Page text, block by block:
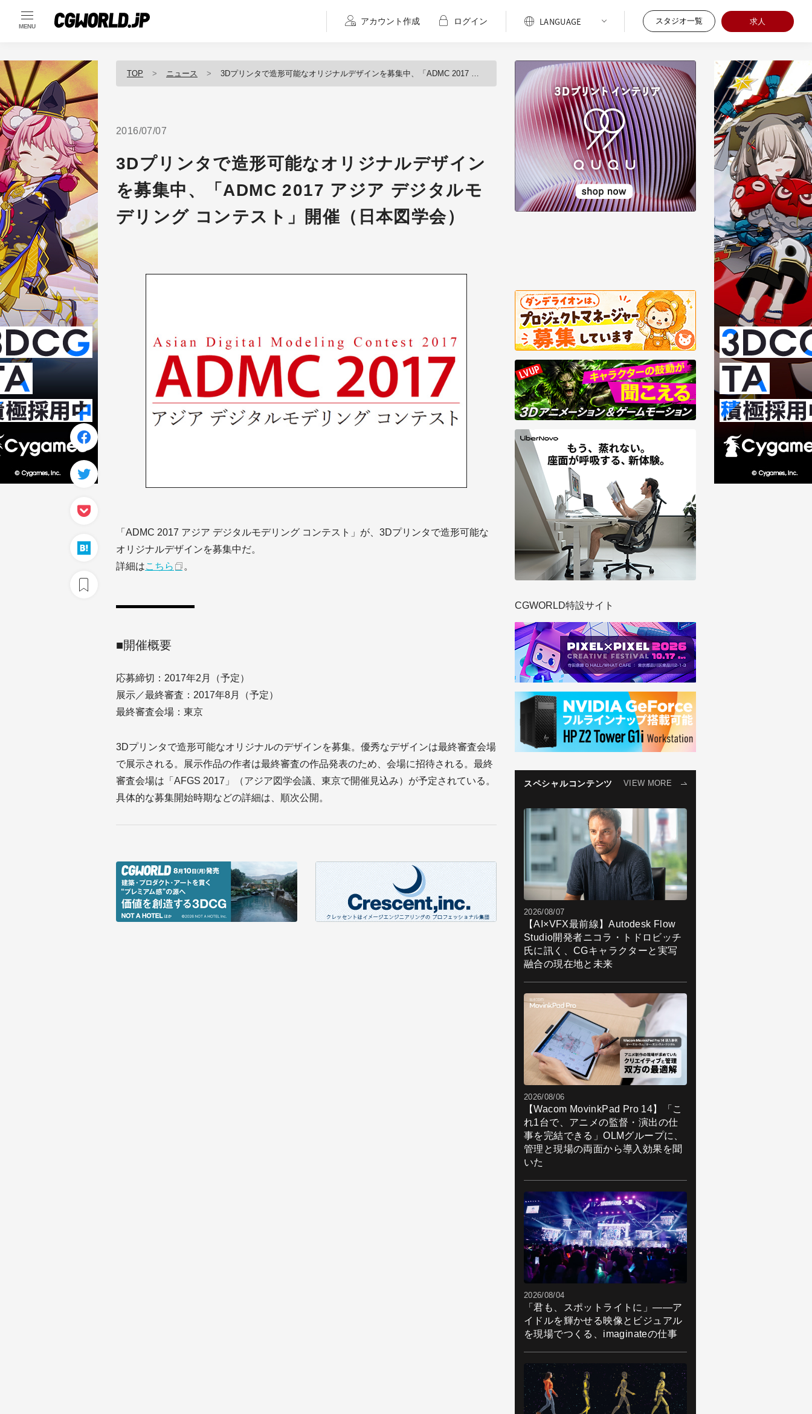
MENU
アカウント作成 ログイン スタジオ一覧 求人
TOP ニュース 3Dプリンタで造形可能なオリジナルデザインを募集中、「ADMC 2017 アジア デジタルモデリング コンテスト」開催（日本図学会）
2016/07/07
3Dプリンタで造形可能なオリジナルデザイン
を募集中、「ADMC 2017 アジア デジタルモ
デリング コンテスト」開催（日本図学会）
「ADMC 2017 アジア デジタルモデリング コンテスト」が、3Dプリンタで造形可能な
オリジナルデザインを募集中だ。
詳細はこちら 。
■開催概要
応募締切：2017年2月（予定）
展示／最終審査：2017年8月（予定）
最終審査会場：東京
3Dプリンタで造形可能なオリジナルのデザインを募集。優秀なデザインは最終審査会場
で展示される。展示作品の作者は最終審査の作品発表のため、会場に招待される。最終
審査会場は「AFGS 2017」（アジア図学会議、東京で開催見込み）が予定されている。
具体的な募集開始時期などの詳細は、順次公開。
CGWORLD特設サイト
スペシャルコンテンツ VIEW MORE
2026/08/07
【AI×VFX最前線】Autodesk Flow
Studio開発者ニコラ・トドロビッチ
氏に訊く、CGキャラクターと実写
融合の現在地と未来
2026/08/06
【Wacom MovinkPad Pro 14】「こ
れ1台で、アニメの監督・演出の仕
事を完結できる」OLMグループに、
管理と現場の両面から導入効果を聞
いた
2026/08/04
「君も、スポットライトに」――ア
イドルを輝かせる映像とビジュアル
を現場でつくる、imaginateの仕事